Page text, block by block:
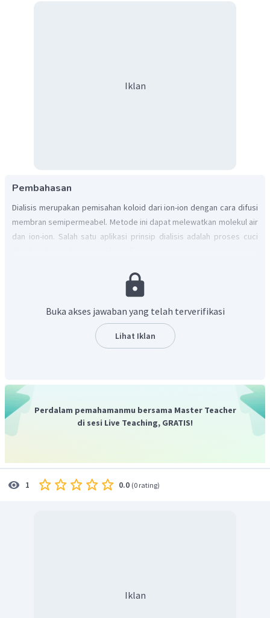
Iklan
Pembahasan
Dialisis merupakan pemisahan koloid dari ion-ion dengan cara difusi
membran semipermeabel. Metode ini dapat melewatkan molekul air
dan ion-ion. Salah satu aplikasi prinsip dialisis adalah proses cuci
Buka akses jawaban yang telah terverifikasi
Lihat Iklan
Perdalam pemahamanmu bersama Master Teacher
di sesi Live Teaching, GRATIS!
1 0.0 (0 rating)
Iklan